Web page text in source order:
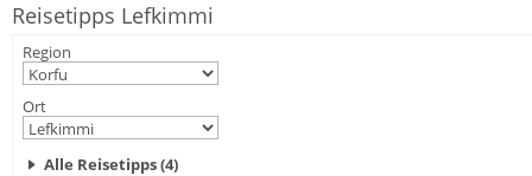
Reisetipps Lefkimmi
Region
Ort
Alle Reisetipps (4)